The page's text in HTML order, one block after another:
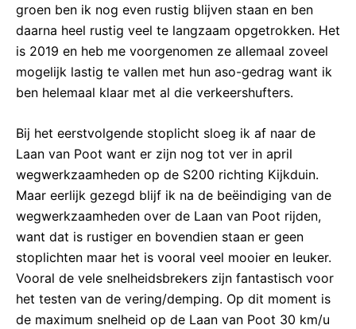
groen ben ik nog even rustig blijven staan en ben
daarna heel rustig veel te langzaam opgetrokken. Het
is 2019 en heb me voorgenomen ze allemaal zoveel
mogelijk lastig te vallen met hun aso-gedrag want ik
ben helemaal klaar met al die verkeershufters.
Bij het eerstvolgende stoplicht sloeg ik af naar de
Laan van Poot want er zijn nog tot ver in april
wegwerkzaamheden op de S200 richting Kijkduin.
Maar eerlijk gezegd blijf ik na de beëindiging van de
wegwerkzaamheden over de Laan van Poot rijden,
want dat is rustiger en bovendien staan er geen
stoplichten maar het is vooral veel mooier en leuker.
Vooral de vele snelheidsbrekers zijn fantastisch voor
het testen van de vering/demping. Op dit moment is
de maximum snelheid op de Laan van Poot 30 km/u